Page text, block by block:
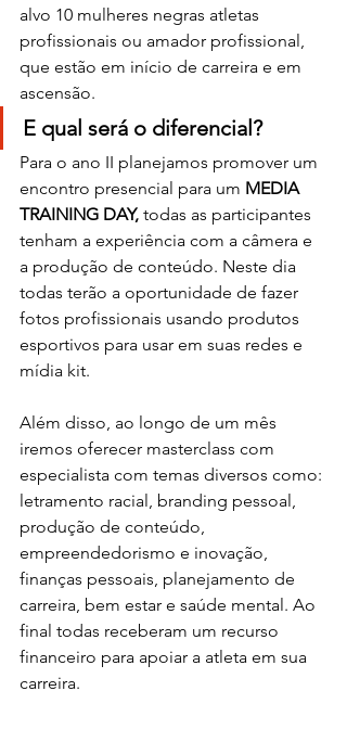
alvo 10 mulheres negras atletas
profissionais ou amador profissional,
que estão em início de carreira e em
ascensão.
E qual será o diferencial?
Para o ano II planejamos promover um
encontro presencial para um MEDIA
TRAINING DAY, todas as participantes
tenham a experiência com a câmera e
a produção de conteúdo. Neste dia
todas terão a oportunidade de fazer
fotos profissionais usando produtos
esportivos para usar em suas redes e
mídia kit.
Além disso, ao longo de um mês
iremos oferecer masterclass com
especialista com temas diversos como:
letramento racial, branding pessoal,
produção de conteúdo,
empreendedorismo e inovação,
finanças pessoais, planejamento de
carreira, bem estar e saúde mental. Ao
final todas receberam um recurso
financeiro para apoiar a atleta em sua
carreira.